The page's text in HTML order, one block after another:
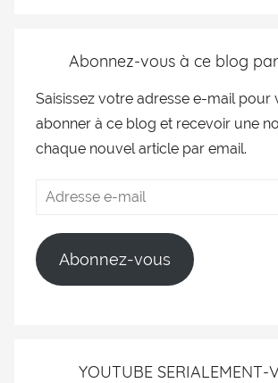
Abonnez-vous à ce blog
Saisissez votre adresse e-mail pour
abonner à ce blog et recevoir une
chaque nouvel article par email.
Abonnez-vous
YOUTUBE SERIALEMENT-